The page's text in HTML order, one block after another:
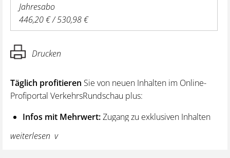
Jahresabo
446,20 € / 530,98 €
Drucken
Täglich profitieren Sie von neuen Inhalten im Online-
Profiportal VerkehrsRundschau plus:
Infos mit Mehrwert:Zugang zu exklusiven Inhalten
und Hintergrundwissen – von aktuellen Regelungen
wie z. B. bei den Lenk- und Ruhezeiten,
weiterlesen